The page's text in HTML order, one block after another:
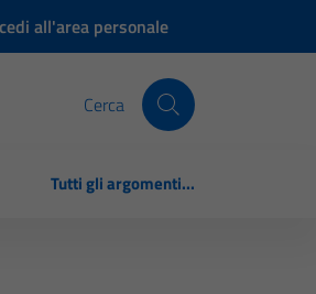
all'area personale
Cerca
Tutti gli argomenti...